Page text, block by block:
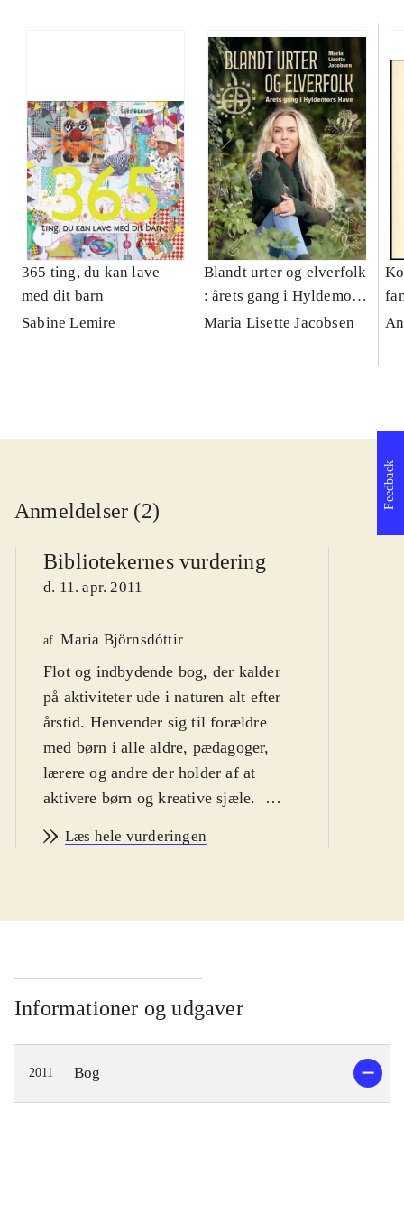
365 ting, du kan lave
med dit barn
Sabine Lemire
Blandt urter og elverfolk
: årets gang i Hyldemors
Have
Maria Lisette Jacobsen
Anmeldelser (2)
Bibliotekernes vurdering
d. 11. apr. 2011
af Maria Björnsdóttir
Flot og indbydende bog, der kalder
på aktiviteter ude i naturen alt efter
årstid. Henvender sig til forældre
med børn i alle aldre, pædagoger,
lærere og andre der holder af at
aktivere børn og kreative sjæle.
efterår og vinter udrulles et helt
- på stranden og i skoven. Skabeloner
årstids pynt (påske og jul) lavet af alt
fra kogler, blade, sten og muslinger
og meget, meget mere. Idéer til lege
af forskellig slags og idéer til
kostumer. Også forskellige lækre
opskrifter på blandt andet diverse
Læs hele vurderingen
Informationer og udgaver
2011 Bog
Feedback